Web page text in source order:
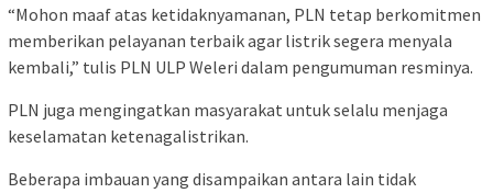
“Mohon maaf atas ketidaknyamanan, PLN tetap berkomitmen
memberikan pelayanan terbaik agar listrik segera menyala
kembali,” tulis PLN ULP Weleri dalam pengumuman resminya.
PLN juga mengingatkan masyarakat untuk selalu menjaga
keselamatan ketenagalistrikan.
Beberapa imbauan yang disampaikan antara lain tidak